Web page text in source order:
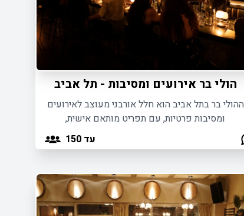
הולי בר אירועים ומסיבות - תל אביב
ההולי בר בתל אביב הוא חלל אורבני מעוצב לאירועים
ומסיבות פרטיות, עם תפריט מותאם אישית,
קוקטיילים ייחודיים ואווירה תוססת.
עד 150